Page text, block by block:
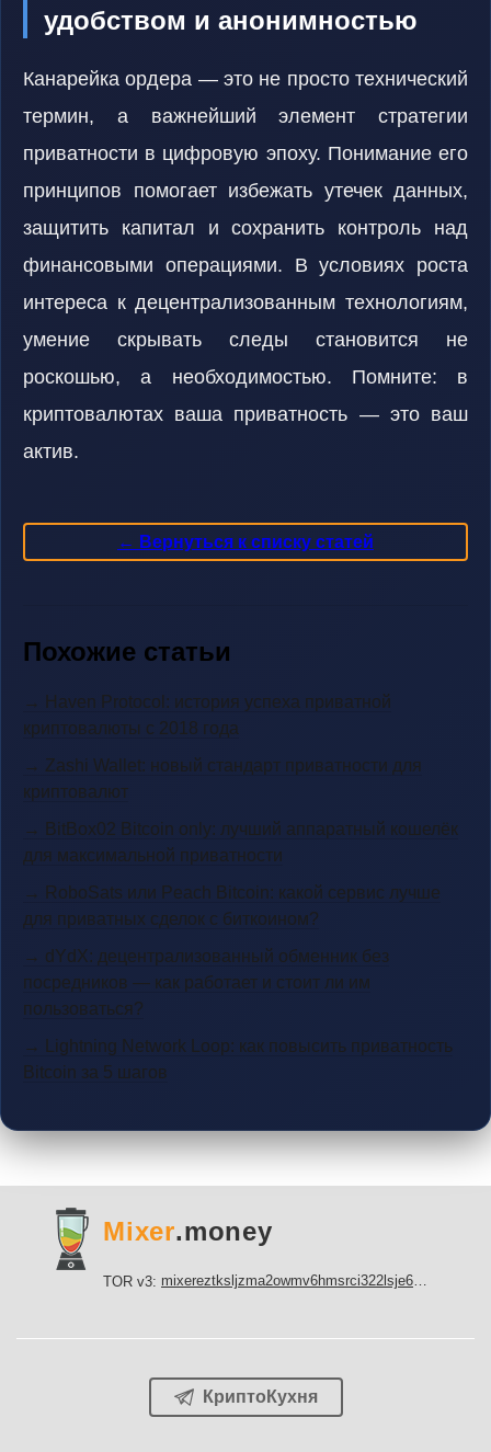
удобством и анонимностью
Канарейка ордера — это не просто технический
термин, а важнейший элемент стратегии
приватности в цифровую эпоху. Понимание его
принципов помогает избежать утечек данных,
защитить капитал и сохранить контроль над
финансовыми операциями. В условиях роста
интереса к децентрализованным технологиям,
умение скрывать следы становится не
роскошью, а необходимостью. Помните: в
криптовалютах ваша приватность — это ваш
актив.
← Вернуться к списку статей
Похожие статьи
→ Haven Protocol: история успеха приватной
криптовалюты с 2018 года
→ Zashi Wallet: новый стандарт приватности для
криптовалют
→ BitBox02 Bitcoin only: лучший аппаратный кошелёк
для максимальной приватности
→ RoboSats или Peach Bitcoin: какой сервис лучше
для приватных сделок с биткоином?
→ dYdX: децентрализованный обменник без
посредников — как работает и стоит ли им
пользоваться?
→ Lightning Network Loop: как повысить приватность
Bitcoin за 5 шагов
Mixer.money
TOR v3: mixereztksljzma2owmv6hmsrci322lsje6m3svicoddk3xbgvhd2fid.onion
КриптоКухня